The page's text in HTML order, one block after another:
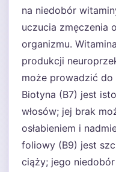
na niedobór
uczucia zmęczenia
organizmu.
produkcji
może prowadzić
Biotyna (B7) jest
włosów; jej brak
osłabieniem i
foliowy (B9) jest
ciąży; jego